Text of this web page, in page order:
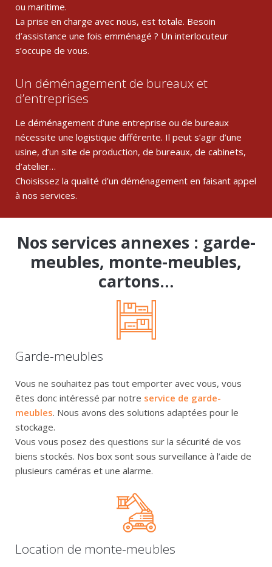
ou maritime.
La prise en charge avec nous, est totale. Besoin
d’assistance une fois emménagé ? Un interlocuteur
s’occupe de vous.
Un déménagement de bureaux et
d’entreprises
Le déménagement d’une entreprise ou de bureaux
nécessite une logistique différente. Il peut s’agir d’une
usine, d’un site de production, de bureaux, de cabinets,
d’atelier…
Choisissez la qualité d’un déménagement en faisant appel
à nos services.
Nos services annexes : garde-
meubles, monte-meubles,
cartons…
Garde-meubles
Vous ne souhaitez pas tout emporter avec vous, vous
êtes donc intéressé par notre service de garde-
meubles. Nous avons des solutions adaptées pour le
stockage.
Vous vous posez des questions sur la sécurité de vos
biens stockés. Nos box sont sous surveillance à l’aide de
plusieurs caméras et une alarme.
Location de monte-meubles